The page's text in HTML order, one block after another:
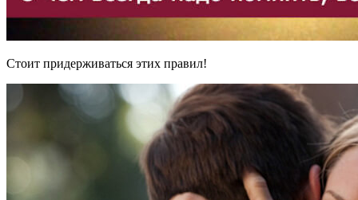
Стоит придерживаться этих правил!